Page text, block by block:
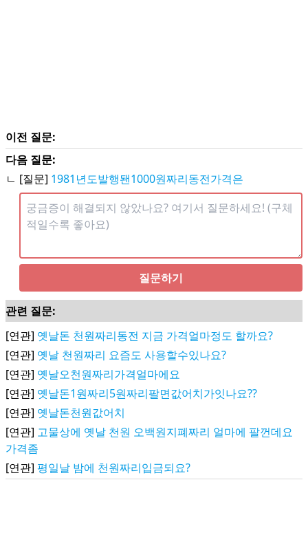
이전 질문:
다음 질문:
ㄴ [질문] 1981년도발행됀1000원짜리동전가격은
질문하기
관련 질문:
[연관] 옛날돈 천원짜리동전 지금 가격얼마정도 할까요?
[연관] 옛날 천원짜리 요즘도 사용할수있나요?
[연관] 옛날오천원짜리가격얼마에요
[연관] 옛날돈1원짜리5원짜리팔면값어치가잇나요??
[연관] 옛날돈천원값어치
[연관] 고물상에 옛날 천원 오백원지폐짜리 얼마에 팔껀데요
가격좀
[연관] 평일날 밤에 천원짜리입금되요?